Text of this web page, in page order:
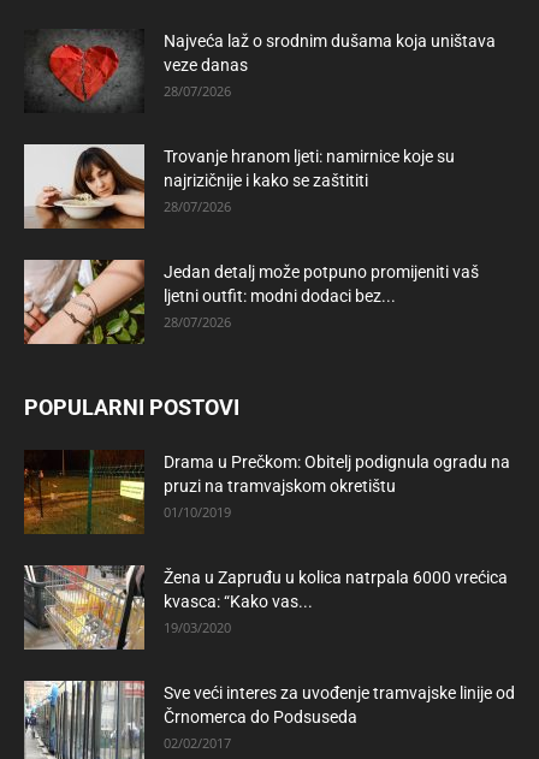
Najveća laž o srodnim dušama koja uništava
veze danas
28/07/2026
Trovanje hranom ljeti: namirnice koje su
najrizičnije i kako se zaštititi
28/07/2026
Jedan detalj može potpuno promijeniti vaš
ljetni outfit: modni dodaci bez...
28/07/2026
POPULARNI POSTOVI
Drama u Prečkom: Obitelj podignula ogradu na
pruzi na tramvajskom okretištu
01/10/2019
Žena u Zapruđu u kolica natrpala 6000 vrećica
kvasca: “Kako vas...
19/03/2020
Sve veći interes za uvođenje tramvajske linije od
Črnomerca do Podsuseda
02/02/2017